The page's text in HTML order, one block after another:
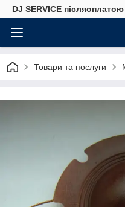
DJ SERVICE
Товари та послуги